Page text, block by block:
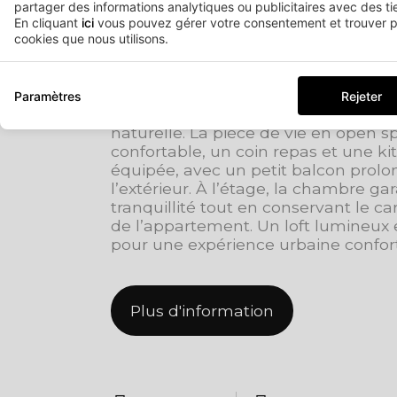
DUPLEX STANDARD
LA RUE
Loft duplex avec double hauteur
forte sensation d’espace et une
naturelle. La pièce de vie en open
confortable, un coin repas et une
équipée, avec un petit balcon
l’extérieur. À l’étage, la chambre
tranquillité tout en conservant le
de l’appartement. Un loft lumineux
pour une expérience urbaine
Plus d'information
partager des informations analytiques ou publicitaires avec des
En cliquant ici vous pouvez gérer votre consentement et trouver
cookies que nous utilisons.
Paramètres Rejeter